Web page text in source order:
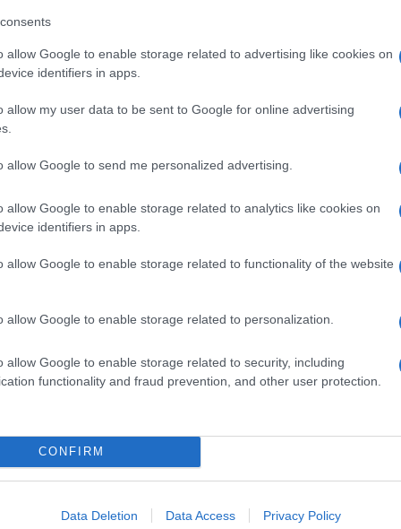
allow Google to enable storage related to advertising like cookies on
identifiers in apps.
allow my user data to be sent to Google for online advertising
allow Google to send me personalized advertising.
allow Google to enable storage related to analytics like cookies on
identifiers in apps.
allow Google to enable storage related to functionality of the website
allow Google to enable storage related to personalization.
allow Google to enable storage related to security, including
functionality and fraud prevention, and other user protection.
CONFIRM
Data Deletion Data Access Privacy Policy
10, Olbia loc. Pittulongu
leggerezza, creatività e buon cibo!
nazionali?
nella sezione Login
dal menù del sito